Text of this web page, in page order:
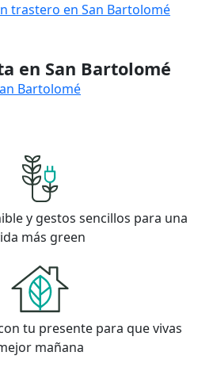
trastero en San Bartolomé
en San Bartolomé
Bartolomé
y gestos sencillos para una
más green
tu presente para que vivas
mañana